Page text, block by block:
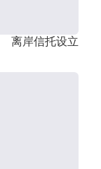
离岸信托设立